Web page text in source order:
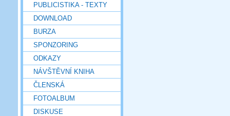
PUBLICISTIKA - TEXTY
DOWNLOAD
BURZA
SPONZORING
ODKAZY
NÁVŠTĚVNÍ KNIHA
ČLENSKÁ
FOTOALBUM
DISKUSE